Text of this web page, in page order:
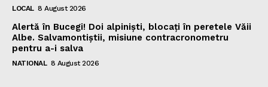
LOCAL 8 August 2026
Alertă în Bucegi! Doi alpiniști, blocați în peretele Văii
Albe. Salvamontiștii, misiune contracronometru
pentru a-i salva
NATIONAL 8 August 2026